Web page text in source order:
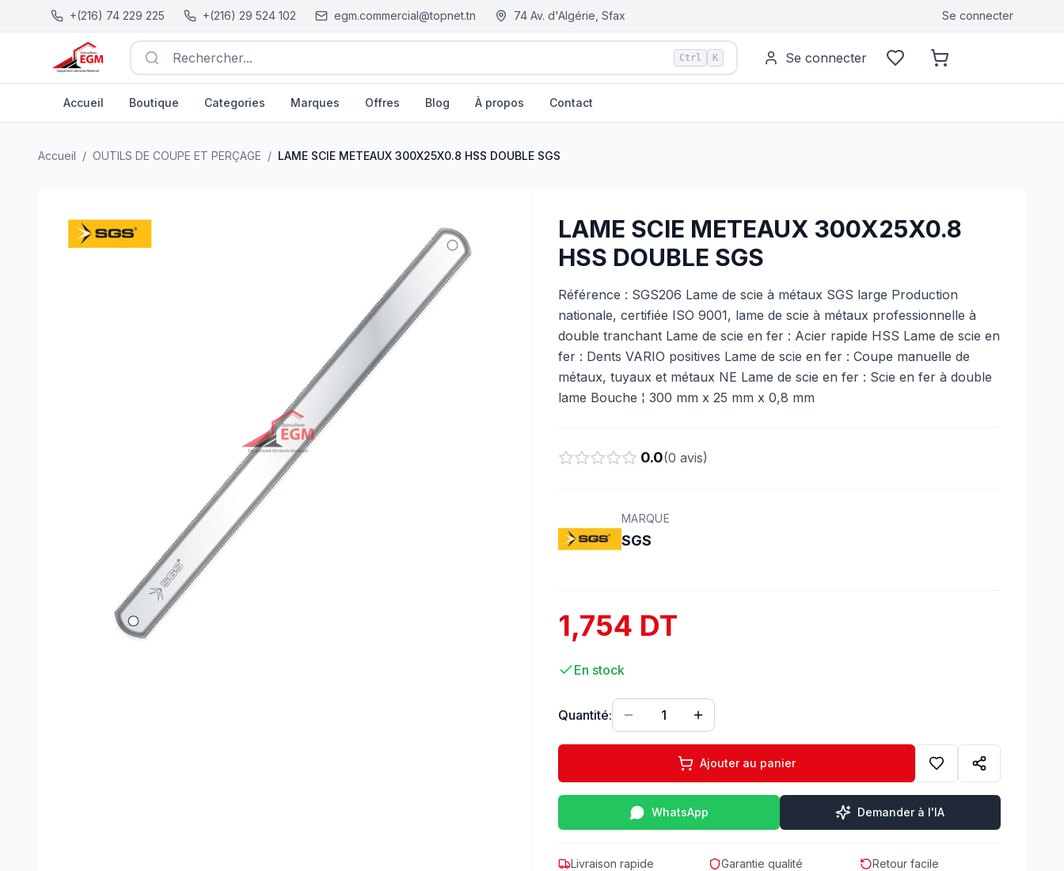
+(216) 74 229 225 +(216) 29 524 102 egm.commercial@topnet.tn 74 Av. d'Algérie, Sfax Se connecter
Rechercher... Ctrl K Se connecter
Accueil Boutique Categories Marques Offres Blog À propos Contact
Accueil / OUTILS DE COUPE ET PERÇAGE / LAME SCIE METEAUX 300X25X0.8 HSS DOUBLE SGS
LAME SCIE METEAUX 300X25X0.8
HSS DOUBLE SGS
Référence : SGS206 Lame de scie à métaux SGS large Production
nationale, certifiée ISO 9001, lame de scie à métaux professionnelle à
double tranchant Lame de scie en fer : Acier rapide HSS Lame de scie en
fer : Dents VARIO positives Lame de scie en fer : Coupe manuelle de
métaux, tuyaux et métaux NE Lame de scie en fer : Scie en fer à double
lame Bouche ¦ 300 mm x 25 mm x 0,8 mm
0.0(0 avis)
MARQUE
SGS
1,754 DT
En stock
Quantité: 1
Ajouter au panier
WhatsApp Demander à l'IA
Livraison rapide Garantie qualité Retour facile